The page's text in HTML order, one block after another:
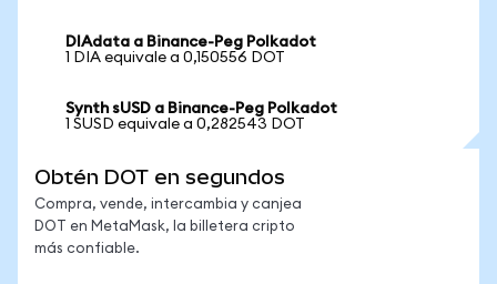
DIAdata a Binance-Peg Polkadot
1 DIA equivale a 0,150556 DOT
Synth sUSD a Binance-Peg Polkadot
1 SUSD equivale a 0,282543 DOT
Obtén DOT en segundos
Compra, vende, intercambia y canjea
DOT en MetaMask, la billetera cripto
más confiable.